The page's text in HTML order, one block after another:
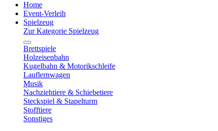
Home
Event-Verleih
Spielzeug
Zur Kategorie Spielzeug
Brettspiele
Holzeisenbahn
Kugelbahn & Motorikschleife
Lauflernwagen
Musik
Nachziehtiere & Schiebetiere
Steckspiel & Stapelturm
Stofftiere
Sonstiges